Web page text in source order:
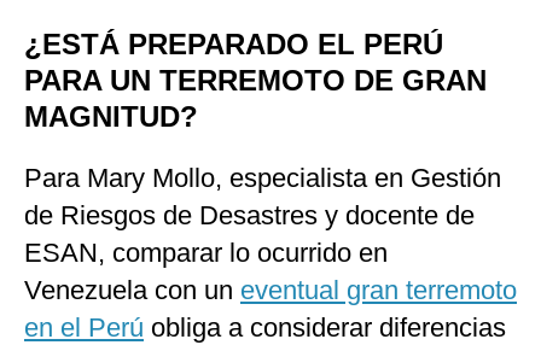
¿ESTÁ PREPARADO EL PERÚ
PARA UN TERREMOTO DE GRAN
MAGNITUD?
Para Mary Mollo, especialista en Gestión
de Riesgos de Desastres y docente de
ESAN, comparar lo ocurrido en
Venezuela con un eventual gran terremoto
en el Perú obliga a considerar diferencias